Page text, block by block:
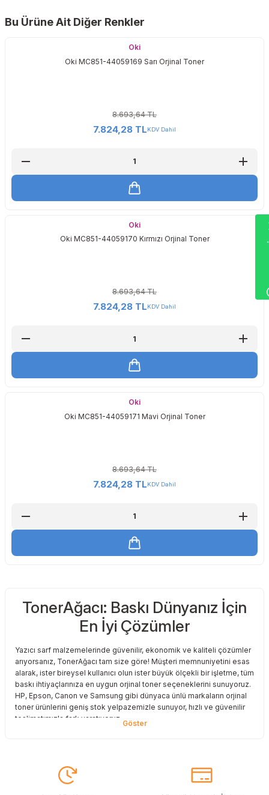
Sitemize ilk yorumu siz yapın!
Bu Ürüne Ait Diğer Renkler
Oki
Oki MC851-44059169 Sarı Orjinal Toner
8.693,64 TL
7.824,28 TLKDV Dahil
Oki
Oki MC851-44059170 Kırmızı Orjinal Toner
8.693,64 TL
7.824,28 TLKDV Dahil
Oki
Oki MC851-44059171 Mavi Orjinal Toner
8.693,64 TL
7.824,28 TLKDV Dahil
TonerAğacı: Baskı Dünyanız İçin
En İyi Çözümler
Yazıcı sarf malzemelerinde güvenilir, ekonomik ve kaliteli çözümler
arıyorsanız, TonerAğacı tam size göre! Müşteri memnuniyetini esas
alarak, ister bireysel kullanıcı olun ister büyük ölçekli bir işletme, tüm
baskı ihtiyaçlarınıza en uygun orjinal toner seçeneklerini sunuyoruz.
HP, Epson, Canon ve Samsung gibi dünyaca ünlü markaların orjinal
toner ürünlerini geniş stok yelpazemizle sunuyor, hızlı ve güvenilir
teslimatımızla fark yaratıyoruz.
istiyorsunuz? O halde muadil toner çözümlerimize göz atmalısınız!
Muadil toner ürünlerimiz, orijinal kalitesine en yakın performansı